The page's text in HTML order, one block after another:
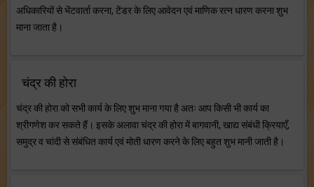
अधिकारियों से भेंटवार्ता करना, टेंडर के लिए आवेदन एवं माणिक रत्न धारण करना शुभ
माना जाता है।
चंद्र की होरा
चंद्र की होरा को सभी कार्य के लिए शुभ माना गया है अतः आप किसी भी कार्य का
श्रीगणेश कर सकते हैं। इसके अलावा चंद्र की होरा में बागवानी, खाद्य संबंधी क्रियाएँ,
समुद्र व चांदी से संबंधित कार्य एवं मोती धारण करने के लिए बहुत शुभ मानी जाती है।